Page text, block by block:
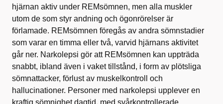
hjärnan aktiv under REMsömnen, men alla muskler
utom de som styr andning och ögonrörelser är
förlamade. REMsömnen föregås av andra sömnstadier
som varar en timma eller två, varvid hjärnans aktivitet
går ner. Narkolepsi gör att REMsömnen kan uppträda
snabbt, ibland även i vaket tillstånd, i form av plötsliga
sömnattacker, förlust av muskelkontroll och
hallucinationer. Personer med narkolepsi upplever en
kraftig sömnighet dagtid, med svårkontrollerade